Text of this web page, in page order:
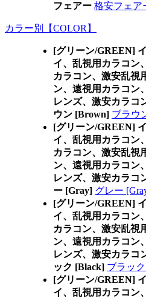
フェアー 格安フェア
カラー別【COLOR】
[グリーン/GREEN]
イ、乱視用カラコン
カラコン、激安乱視
ン、遠視用カラコン
レンズ、激安カラコ
ウン [Brown] ブラウ
[グリーン/GREEN]
イ、乱視用カラコン
カラコン、激安乱視
ン、遠視用カラコン
レンズ、激安カラコ
ー [Gray] グレー
[グリーン/GREEN]
イ、乱視用カラコン
カラコン、激安乱視
ン、遠視用カラコン
レンズ、激安カラコ
ック [Black] ブラッ
[グリーン/GREEN]
イ、乱視用カラコン